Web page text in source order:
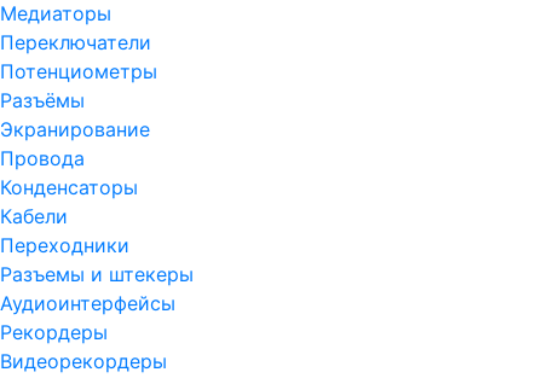
Медиаторы
Переключатели
Потенциометры
Разъёмы
Экранирование
Провода
Конденсаторы
Кабели
Переходники
Разъемы и штекеры
Аудиоинтерфейсы
Рекордеры
Видеорекордеры